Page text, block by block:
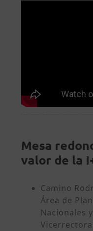
Mesa
valor de la
Camino
Área de
Nacionales